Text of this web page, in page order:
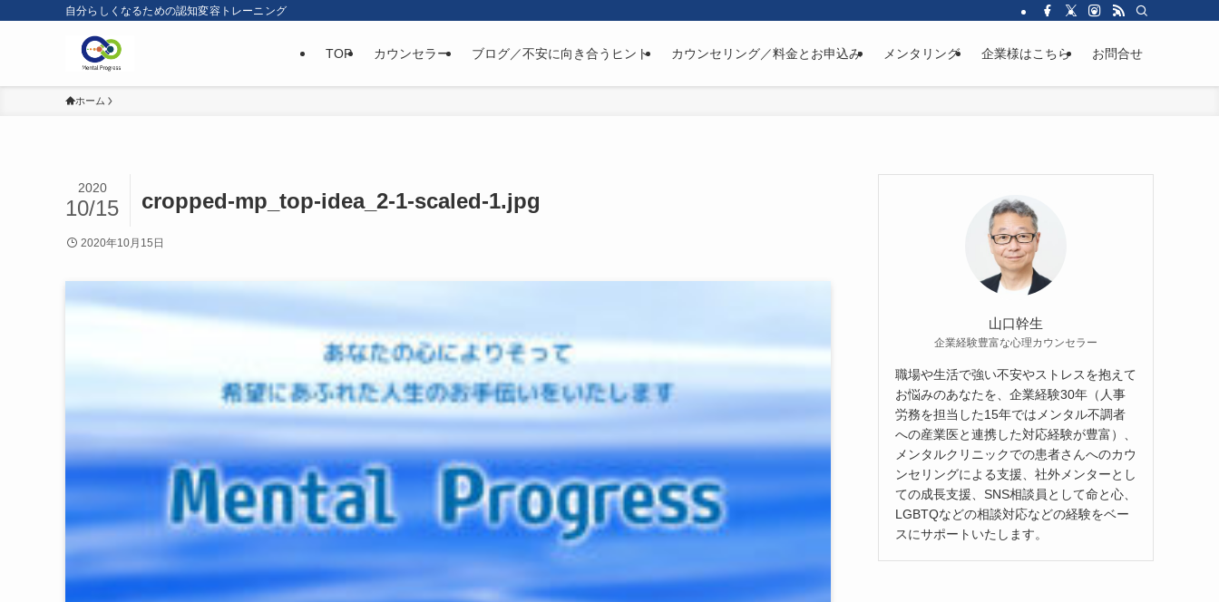
自分らしくなるための認知変容トレーニング
TOP カウンセラー ブログ／不安に向き合うヒント カウンセリング／料金とお申込み メンタリング 企業様はこちら お問合せ
ホーム
cropped-mp_top-idea_2-1-scaled-1.jpg
2020
10/15
2020年10月15日
山口幹生
企業経験豊富な心理カウンセラー
職場や生活で強い不安やストレスを抱えて
お悩みのあなたを、企業経験30年（人事
労務を担当した15年ではメンタル不調者
への産業医と連携した対応経験が豊富）、
メンタルクリニックでの患者さんへのカウ
ンセリングによる支援、社外メンターとし
ての成長支援、SNS相談員として命と心、
LGBTQなどの相談対応などの経験をベー
スにサポートいたします。